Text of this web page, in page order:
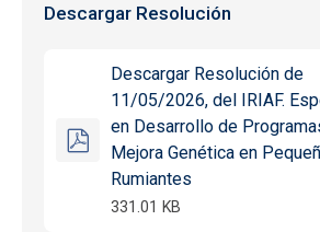
Descargar Resolución
Descargar Resolución de
11/05/2026, del IRIAF.
en Desarrollo de
Mejora Genética en
Rumiantes
331.01 KB